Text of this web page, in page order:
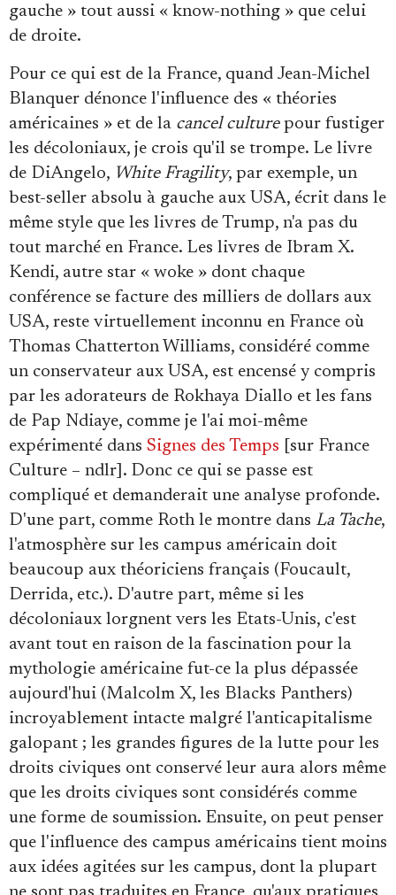
gauche » tout aussi « know-nothing » que celui
de droite.
Pour ce qui est de la France, quand Jean-Michel
Blanquer dénonce l'influence des « théories
américaines » et de la cancel culturepour fustiger
les décoloniaux, je crois qu'il se trompe. Le livre
de DiAngelo, White Fragility, par exemple, un
best-seller absolu à gauche aux USA, écrit dans le
même style que les livres de Trump, n'a pas du
tout marché en France. Les livres de Ibram X.
Kendi, autre star « woke » dont chaque
conférence se facture des milliers de dollars aux
USA, reste virtuellement inconnu en France où
Thomas Chatterton Williams, considéré comme
un conservateur aux USA, est encensé y compris
par les adorateurs de Rokhaya Diallo et les fans
de Pap Ndiaye, comme je l'ai moi-même
expérimenté dans Signes des Temps [sur France
Culture – ndlr]. Donc ce qui se passe est
compliqué et demanderait une analyse profonde.
D'une part, comme Roth le montre dans La Tache,
l'atmosphère sur les campus américain doit
beaucoup aux théoriciens français (Foucault,
Derrida, etc.). D'autre part, même si les
décoloniaux lorgnent vers les Etats-Unis, c'est
avant tout en raison de la fascination pour la
mythologie américaine fut-ce la plus dépassée
aujourd'hui (Malcolm X, les Blacks Panthers)
incroyablement intacte malgré l'anticapitalisme
galopant ; les grandes figures de la lutte pour les
droits civiques ont conservé leur aura alors même
que les droits civiques sont considérés comme
une forme de soumission. Ensuite, on peut penser
que l'influence des campus américains tient moins
aux idées agitées sur les campus, dont la plupart